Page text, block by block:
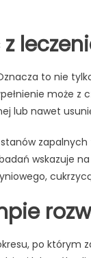
to nie
może z
lub nawet
zapalnych
wskazuje
po którym